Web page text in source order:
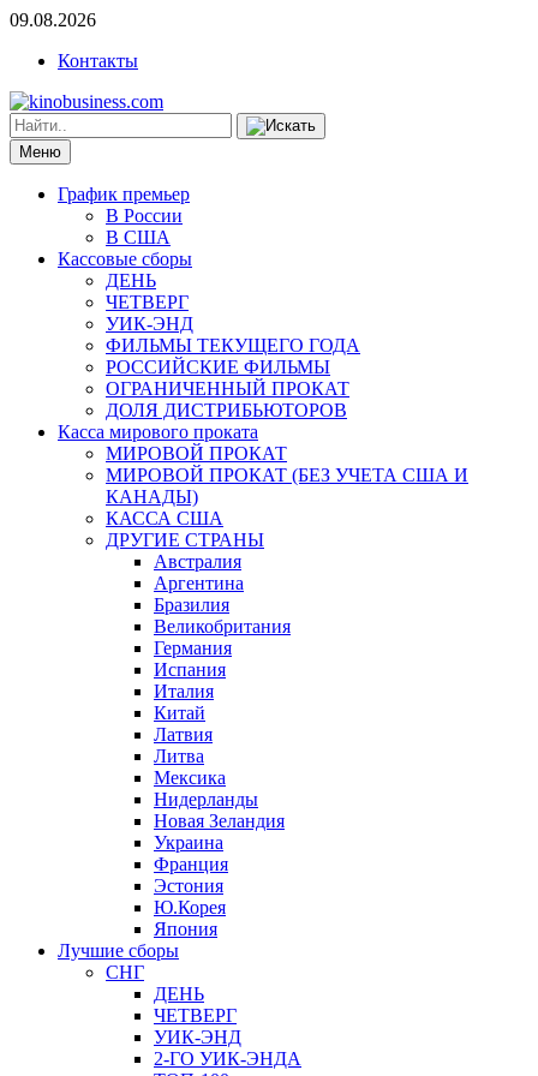
09.08.2026
Контакты
Меню
График премьер
В России
В США
Кассовые сборы
ДЕНЬ
ЧЕТВЕРГ
УИК-ЭНД
ФИЛЬМЫ ТЕКУЩЕГО ГОДА
РОССИЙСКИЕ ФИЛЬМЫ
ОГРАНИЧЕННЫЙ ПРОКАТ
ДОЛЯ ДИСТРИБЬЮТОРОВ
Касса мирового проката
МИРОВОЙ ПРОКАТ
МИРОВОЙ ПРОКАТ (БЕЗ УЧЕТА США И
КАНАДЫ)
КАССА США
ДРУГИЕ СТРАНЫ
Австралия
Аргентина
Бразилия
Великобритания
Германия
Испания
Италия
Китай
Латвия
Литва
Мексика
Нидерланды
Новая Зеландия
Украина
Франция
Эстония
Ю.Корея
Япония
Лучшие сборы
СНГ
ДЕНЬ
ЧЕТВЕРГ
УИК-ЭНД
2-ГО УИК-ЭНДА